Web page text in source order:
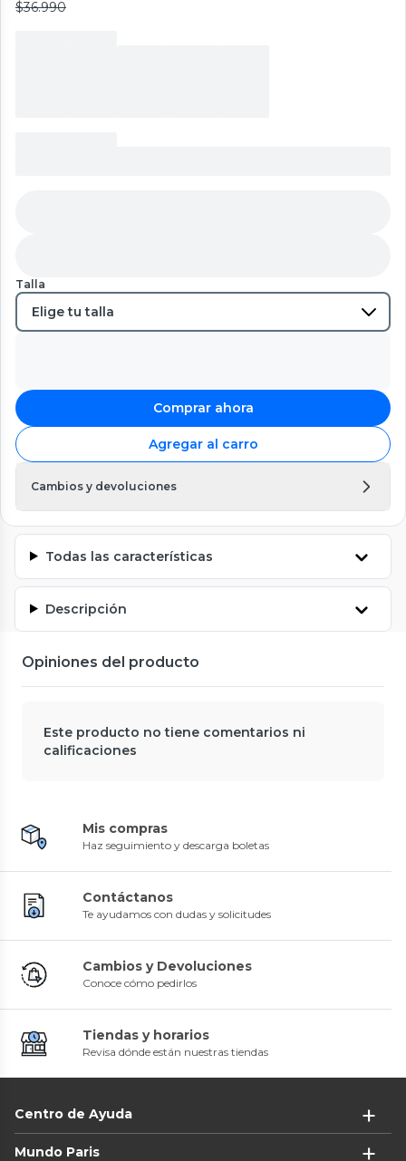
$36.990
Talla
Comprar ahora
Agregar al carro
Cambios y devoluciones
Todas las características
Descripción
Opiniones del producto
Este producto no tiene comentarios ni
calificaciones
Mis compras
Haz seguimiento y descarga boletas
Contáctanos
Te ayudamos con dudas y solicitudes
Cambios y Devoluciones
Conoce cómo pedirlos
Tiendas y horarios
Revisa dónde están nuestras tiendas
Centro de Ayuda
Mundo Paris